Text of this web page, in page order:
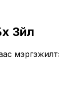
Зүйл